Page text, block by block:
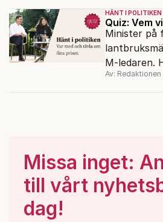
snackisar?
HÄNT I POLITIKEN
Quiz: Vem
Minister på
M-ledaren.
veckans
Av: Redaktionen
Missa inget:
till vårt
dag!